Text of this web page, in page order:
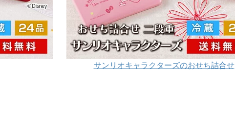
サンリオキャラクターズのおせち詰合せ